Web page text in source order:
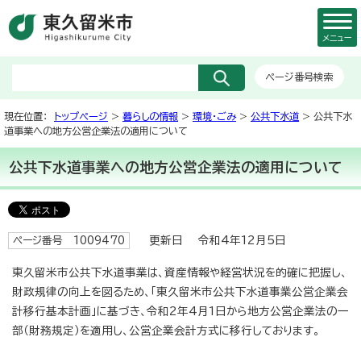
ページ番号検索
メニュー
現在位置： トップページ > 暮らしの情報 > 環境・ごみ> 公共下水道 > 公共下水
道事業への地方公営企業法の適用について
公共下水道事業への地方公営企業法の適用について
ページ番号 1009470 更新日 令和4年12月5日
東久留米市公共下水道事業は、資産情報や経営状況を的確に把握し、
財政規律の向上を図るため、「東久留米市公共下水道事業公営企業会
計移行基本計画」に基づき、令和2年4月1日から地方公営企業法の一
部（財務規定）を適用し、公営企業会計方式に移行しております。